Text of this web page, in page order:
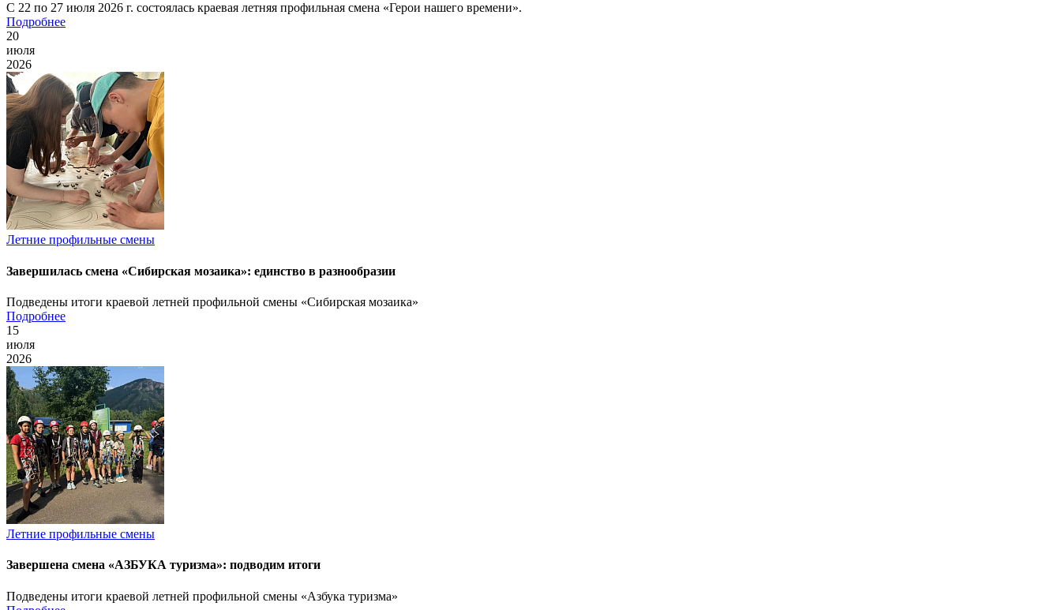
С 22 по 27 июля 2026 г. состоялась краевая летняя профильная смена «Герои нашего времени».
Подробнее
20
июля
2026
Летние профильные смены
Завершилась смена «Сибирская мозаика»: единство в разнообразии
Подведены итоги краевой летней профильной смены «Сибирская мозаика»
Подробнее
15
июля
2026
Летние профильные смены
Завершена смена «АЗБУКА туризма»: подводим итоги
Подведены итоги краевой летней профильной смены «Азбука туризма»